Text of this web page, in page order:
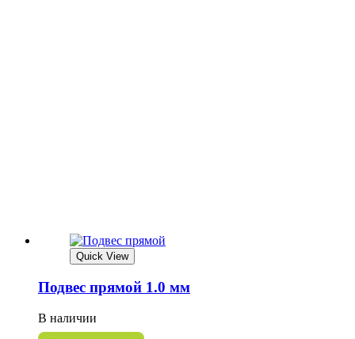
Quick View
Подвес прямой 1.0 мм
В наличии